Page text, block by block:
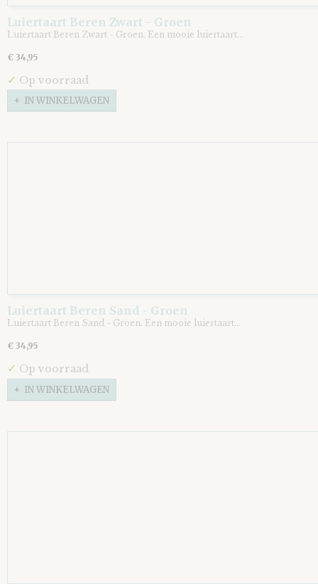
Luiertaart Beren Zwart - Groen
Luiertaart Beren Zwart - Groen. Een mooie luiertaart…
€ 34,95
✓ Op voorraad
IN WINKELWAGEN
Luiertaart Beren Sand - Groen
Luiertaart Beren Sand - Groen. Een mooie luiertaart…
€ 34,95
✓ Op voorraad
IN WINKELWAGEN